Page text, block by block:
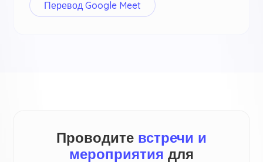
Перевод Google Meet
Проводите встречи и
мероприятия для